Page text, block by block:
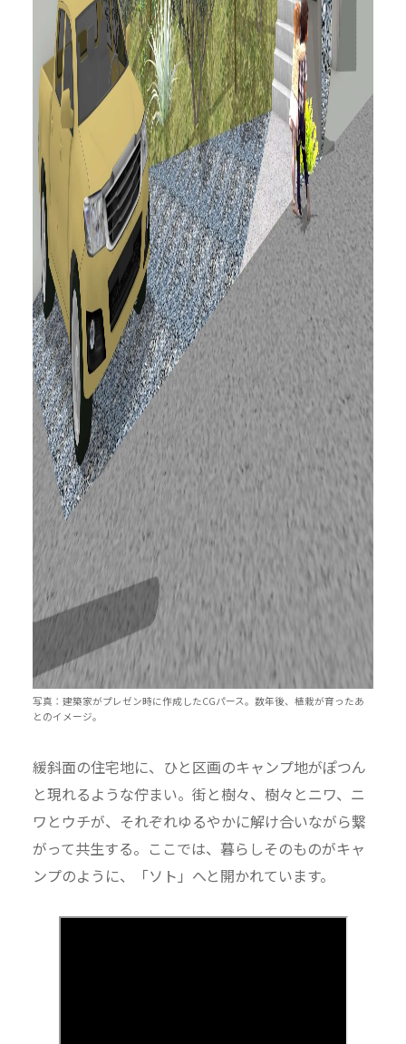
写真：建築家がプレゼン時に作成したCGパース。数年後、植栽が育ったあ
とのイメージ。
緩斜面の住宅地に、ひと区画のキャンプ地がぽつん
と現れるような佇まい。街と樹々、樹々とニワ、ニ
ワとウチが、それぞれゆるやかに解け合いながら繋
がって共生する。ここでは、暮らしそのものがキャ
ンプのように、「ソト」へと開かれています。